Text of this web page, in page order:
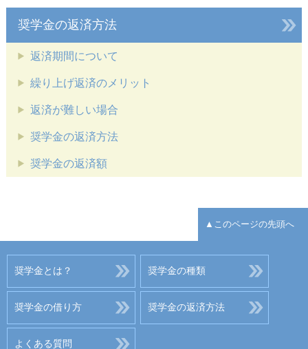
奨学金の返済方法
返済期間について
繰り上げ返済のメリット
返済が難しい場合
奨学金の返済方法
奨学金の返済額
▲このページの先頭へ
奨学金とは？ 奨学金の種類
奨学金の借り方 奨学金の返済方法
よくある質問